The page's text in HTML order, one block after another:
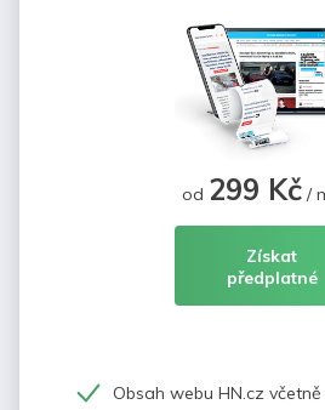
od 299 Kč/
Získat
předplatné
Obsah webu HN.cz